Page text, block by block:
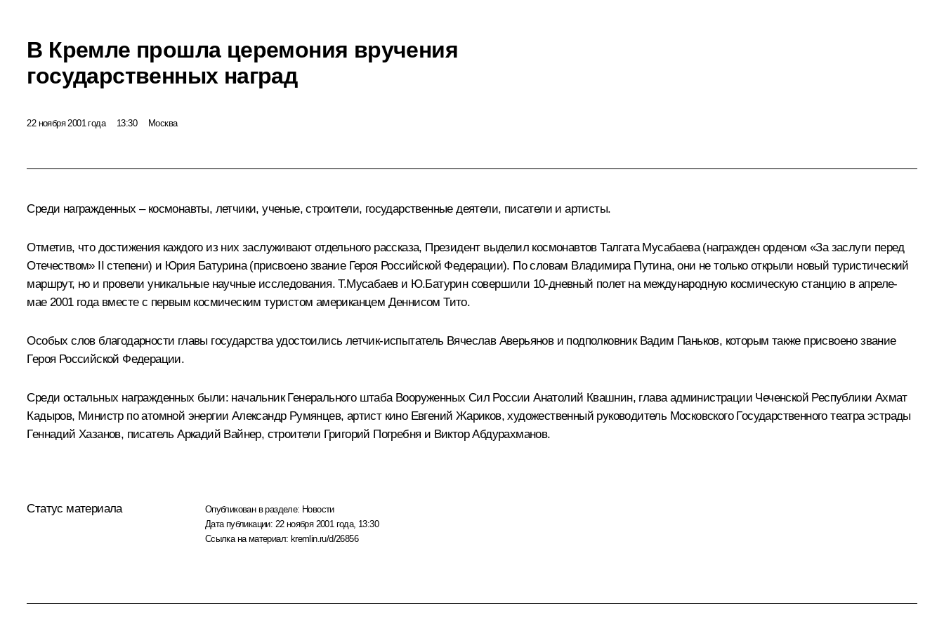
В Кремле прошла церемония вручения
государственных наград
22 ноября 2001 года 13:30 Москва
Среди награжденных – космонавты, летчики, ученые, строители, государственные деятели, писатели и артисты.
Отметив, что достижения каждого из них заслуживают отдельного рассказа, Президент выделил космонавтов Талгата Мусабаева (награжден орденом «За заслуги перед
Отечеством» II степени) и Юрия Батурина (присвоено звание Героя Российской Федерации). По словам Владимира Путина, они не только открыли новый туристический
маршрут, но и провели уникальные научные исследования. Т.Мусабаев и Ю.Батурин совершили 10-дневный полет на международную космическую станцию в апреле-
мае 2001 года вместе с первым космическим туристом американцем Деннисом Тито.
Особых слов благодарности главы государства удостоились летчик-испытатель Вячеслав Аверьянов и подполковник Вадим Паньков, которым также присвоено звание
Героя Российской Федерации.
Среди остальных награжденных были: начальник Генерального штаба Вооруженных Сил России Анатолий Квашнин, глава администрации Чеченской Республики Ахмат
Кадыров, Министр по атомной энергии Александр Румянцев, артист кино Евгений Жариков, художественный руководитель Московского Государственного театра эстрады
Геннадий Хазанов, писатель Аркадий Вайнер, строители Григорий Погребня и Виктор Абдурахманов.
Статус материала Опубликован в разделе: Новости
Дата публикации: 22 ноября 2001 года, 13:30
Ссылка на материал: kremlin.ru/d/26856